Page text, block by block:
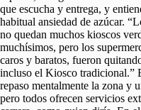
que escucha y entrega, y
habitual ansiedad de azúcar.
no quedan muchos kioscos
muchísimos, pero los
caros y baratos, fueron
incluso el Kiosco tradicional.”
repaso mentalmente la zona y
pero todos ofrecen servicios